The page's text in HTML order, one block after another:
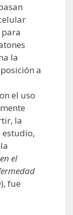
la
a
el uso
la
estudio,
el
fue